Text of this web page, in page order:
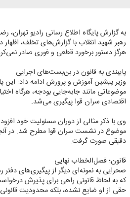
به گزارش پایگاه اطلاع رسانی رادیو تهران،
رهبر شهید انقلاب با گزارش‌های تخلف،
هرگز دستور برخورد قطعی و فوری صادر
پایبندی به قانون در بن‌بست‌های اجرایی
وزیر پیشین آموزش و پرورش ادامه داد:
موضوعاتی مانند جابه‌جایی بودجه، هرگاه
اقتصادی سران قوا پیگیری می‌شد.
وی با ذكر مثالی از دوران مسئولیت خود
موضوع در نشست سران قوا مطرح شد. در
دقیقی صورت گرفت.
قانون؛ فصل‌الخطاب نهایی
صحرایی به نمونه‌ای دیگر از پیگیری‌های
كه به لحاظ قانونی راهی برای پذیرش
حقی از او ضایع نشده، بلكه محدودیت